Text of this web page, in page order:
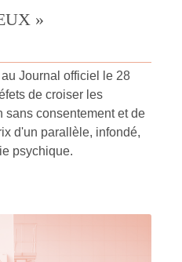
»
Journal officiel le 28
de croiser les
consentement et de
d'un parallèle, infondé,
psychique.